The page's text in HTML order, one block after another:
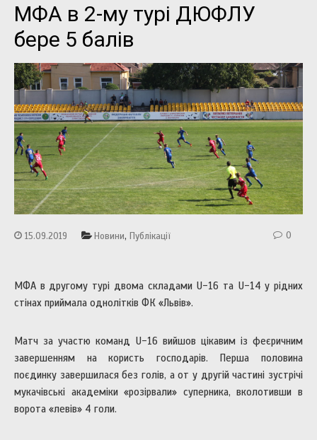
МФА в 2-му турі ДЮФЛУ
бере 5 балів
15.09.2019 Новини, Публікації 0
МФА в другому турі двома складами U-16 та U-14 у рідних
стінах приймала однолітків ФК «Львів».
Матч за участю команд U-16 вийшов цікавим із феєричним
завершенням на користь господарів. Перша половина
поєдинку завершилася без голів, а от у другій частині зустрічі
мукачівські академіки «розірвали» суперника, вколотивши в
ворота «левів» 4 голи.